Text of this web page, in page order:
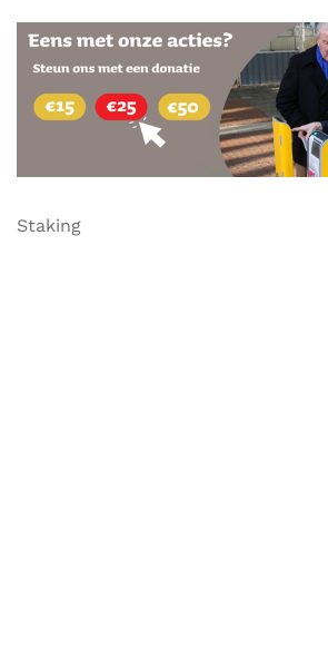
Staking